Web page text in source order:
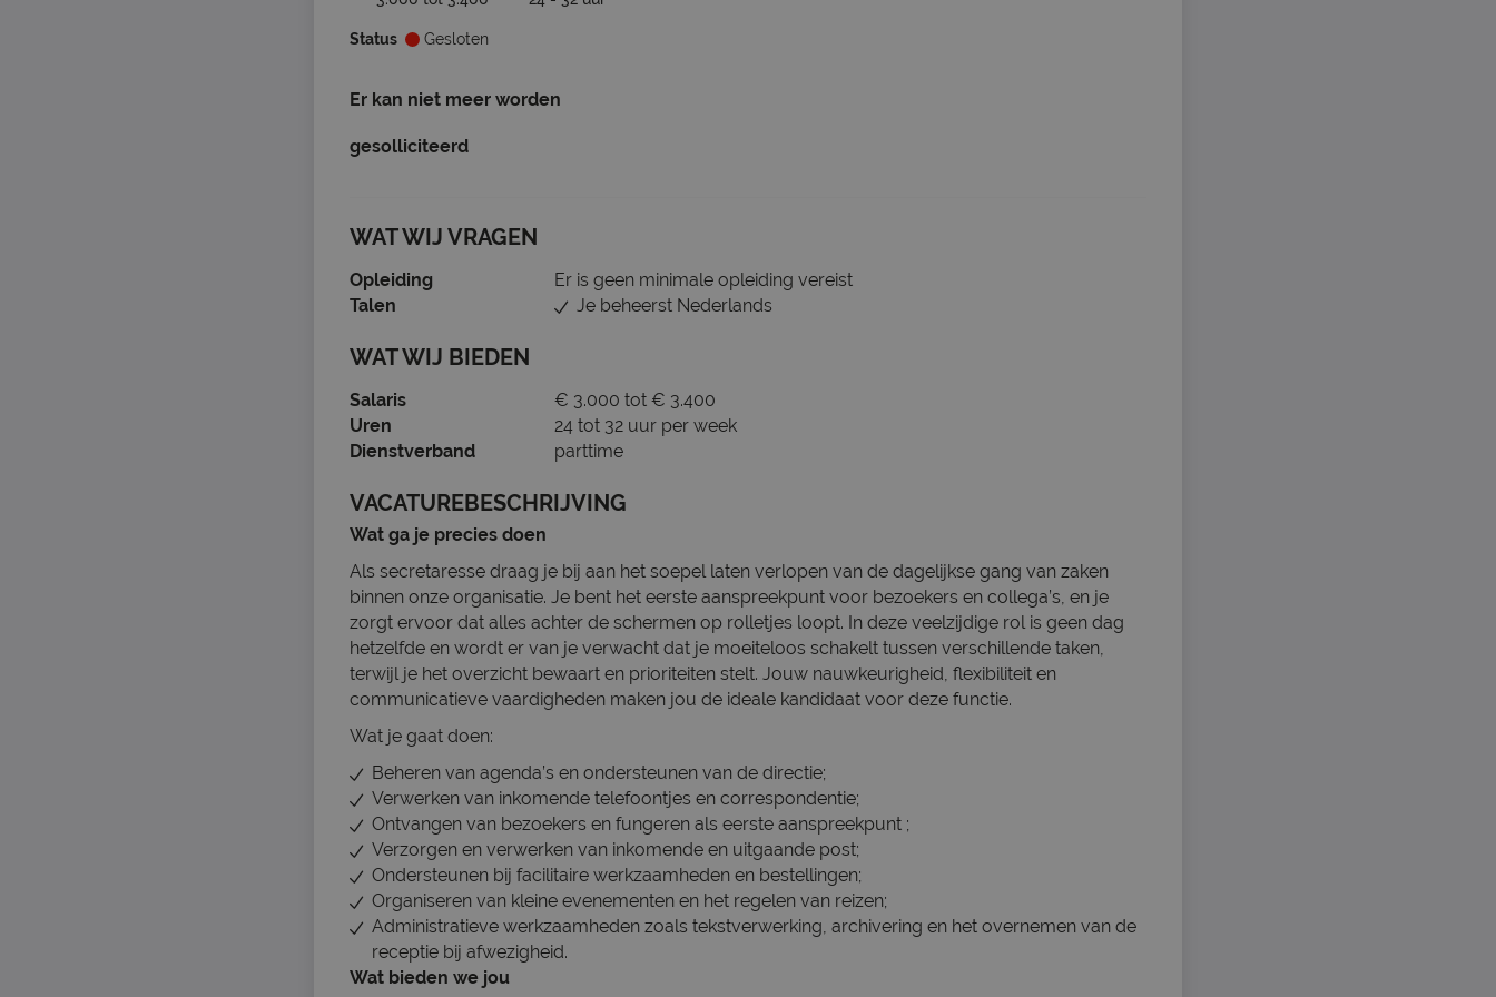
Status Gesloten
Er kan niet meer worden
gesolliciteerd
WAT WIJ VRAGEN
Opleiding
Er is geen minimale opleiding vereist
Talen
Je beheerst Nederlands
WAT WIJ BIEDEN
Salaris
€ 3.000 tot € 3.400
Uren
24 tot 32 uur per week
Dienstverband
parttime
VACATUREBESCHRIJVING
Wat ga je precies doen
Als secretaresse draag je bij aan het soepel laten verlopen van de dagelijkse gang van zaken
binnen onze organisatie. Je bent het eerste aanspreekpunt voor bezoekers en collega’s, en je
zorgt ervoor dat alles achter de schermen op rolletjes loopt. In deze veelzijdige rol is geen dag
hetzelfde en wordt er van je verwacht dat je moeiteloos schakelt tussen verschillende taken,
terwijl je het overzicht bewaart en prioriteiten stelt. Jouw nauwkeurigheid, flexibiliteit en
communicatieve vaardigheden maken jou de ideale kandidaat voor deze functie.
Wat je gaat doen:
Beheren van agenda’s en ondersteunen van de directie;
Verwerken van inkomende telefoontjes en correspondentie;
Ontvangen van bezoekers en fungeren als eerste aanspreekpunt ;
Verzorgen en verwerken van inkomende en uitgaande post;
Ondersteunen bij facilitaire werkzaamheden en bestellingen;
Organiseren van kleine evenementen en het regelen van reizen;
Administratieve werkzaamheden zoals tekstverwerking, archivering en het overnemen van de
receptie bij afwezigheid.
Wat bieden we jou